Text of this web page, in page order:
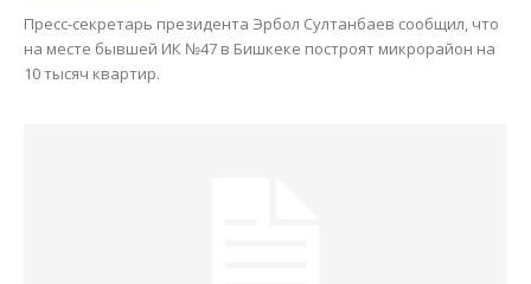
Пресс-секретарь президента Эрбол Султанбаев сообщил, что
на месте бывшей ИК №47 в Бишкеке построят микрорайон на
10 тысяч квартир.